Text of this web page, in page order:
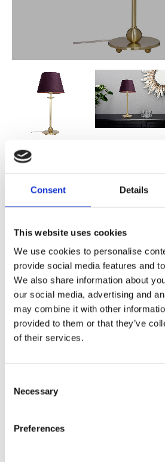
Consent Details
This website uses cookies
We use cookies to personalise
provide social media features and
We also share information about
our social media, advertising and
may combine it with other
provided to them or that they’ve
of their services.
Selection
Necessary
Preferences
299,00
FLER FÄRGER
Lägg till i favoriter
BEVAKA
Lagerstatus Slutsåld
Snabba leveranser